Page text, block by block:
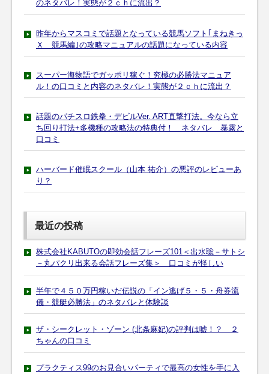
のネタバレ！実態が２ｃｈに流出？
昨年からマスコミで話題となっている競馬ソフト｢まねきっ
Ｘ 競馬編｣の攻略マニュアルの話題になっている内容
スーパー海物語でガッポリ稼ぐ！究極の必勝法マニュア
ル！の口コミと内容のネタバレ！実態が２ｃｈに流出？
話題のパチスロ鉄拳・デビルVer. ART直撃打法。今なら立
ち回り打法+多機種の攻略法の特典付！ ネタバレ 暴露と
口コミ
ハーバード催眠スクール（山本 祐介）の悪評のレビューあ
り？
最近の投稿
株式会社KABUTOの即効会話フレーズ101＜出水聡－サトシ
－丸パクリ出来る会話フレーズ集＞ 口コミが怪しい
半年で４５０万円稼いだ伝説の「イン逃げ５・５・舟券流
儀・競艇必勝法」のネタバレと体験談
ザ・シークレット・ゾーン (北条麻妃)の評判は嘘！？ ２
ちゃんの口コミ
プラクティス99のお見合いパーティで最高の女性を手に入